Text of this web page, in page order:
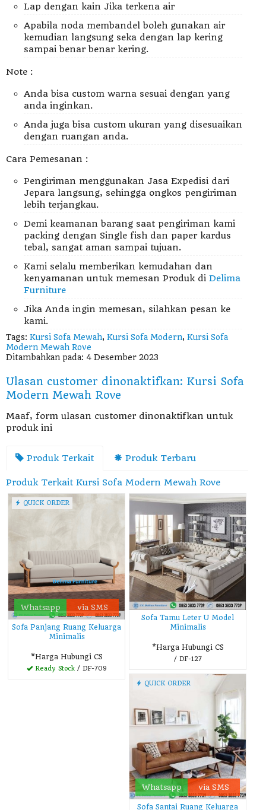
Lap dengan kain Jika terkena air
Apabila noda membandel boleh gunakan air
kemudian langsung seka dengan lap kering
sampai benar benar kering.
Note :
Anda bisa custom warna sesuai dengan yang
anda inginkan.
Anda juga bisa custom ukuran yang disesuaikan
dengan ruangan anda.
Cara Pemesanan :
Pengiriman menggunakan Jasa Expedisi dari
Jepara langsung, sehingga ongkos pengiriman
lebih terjangkau.
Demi keamanan barang saat pengiriman kami
packing dengan Single fish dan paper kardus
tebal, sangat aman sampai tujuan.
Kami selalu memberikan kemudahan dan
kenyamanan untuk memesan Produk di Delima
Furniture
Jika Anda ingin memesan, silahkan pesan ke
kami.
Tags: Kursi Sofa Mewah, Kursi Sofa Modern, Kursi Sofa
Modern Mewah Rove
Ditambahkan pada: 4 Desember 2023
Ulasan customer dinonaktifkan: Kursi Sofa
Modern Mewah Rove
Maaf, form ulasan customer dinonaktifkan untuk
produk ini
Produk Terkait Produk Terbaru
Produk Terkait Kursi Sofa Modern Mewah Rove
QUICK ORDER
Whatsapp via SMS
Sofa Panjang Ruang Keluarga
Minimalis
*Harga Hubungi CS
Ready Stock/ DF-709
Sofa Tamu Leter U Model
Minimalis
*Harga Hubungi CS
/ DF-127
QUICK ORDER
Whatsapp via SMS
Sofa Santai Ruang Keluarga